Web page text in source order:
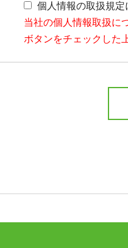
個人情報の取扱規定
当社の個人情報取扱に
ボタンをチェックした